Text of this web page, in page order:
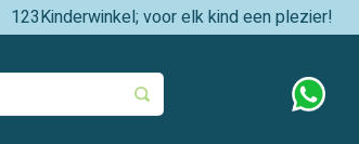
123Kinderwinkel; voor elk kind een plezier!